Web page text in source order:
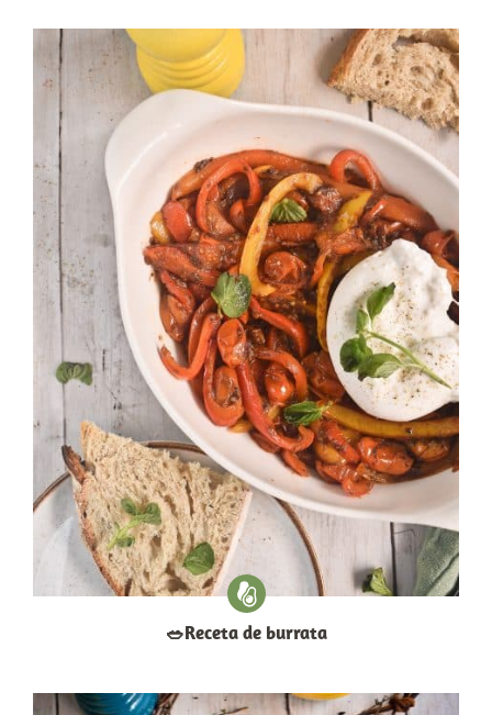
​🥗​Receta de burrata